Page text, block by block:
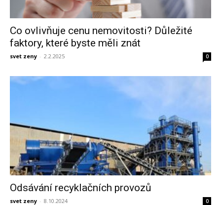
Co ovlivňuje cenu nemovitosti? Důležité
faktory, které byste měli znát
svet zeny - 2.2.2025 0
Odsávání recyklačních provozů
svet zeny - 8.10.2024 0